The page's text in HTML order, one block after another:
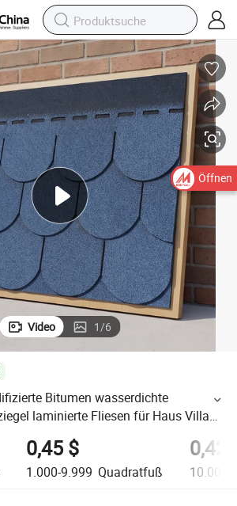
Video 1/6
Bitumen wasserdichte
laminierte Fliesen für Haus Villa
0,45 $
1.000-9.999 Quadratfuß
0,42
10.000-
Öffnen